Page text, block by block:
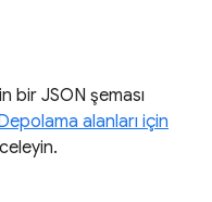
bir JSON şeması
alanları için